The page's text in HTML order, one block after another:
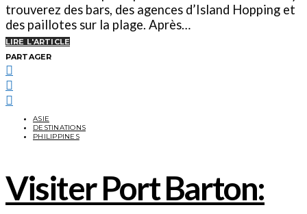
trouverez des bars, des agences d’Island Hopping et
des paillotes sur la plage. Après…
LIRE L'ARTICLE
PARTAGER
ASIE
DESTINATIONS
PHILIPPINES
Visiter Port Barton: